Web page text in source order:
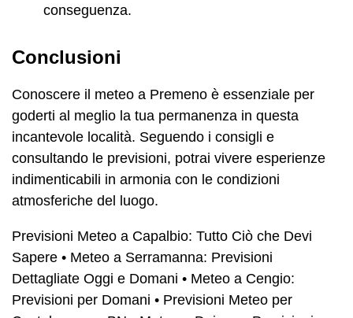
conseguenza.
Conclusioni
Conoscere il meteo a Premeno è essenziale per
goderti al meglio la tua permanenza in questa
incantevole località. Seguendo i consigli e
consultando le previsioni, potrai vivere esperienze
indimenticabili in armonia con le condizioni
atmosferiche del luogo.
Previsioni Meteo a Capalbio: Tutto Ciò che Devi
Sapere • Meteo a Serramanna: Previsioni
Dettagliate Oggi e Domani • Meteo a Cengio:
Previsioni per Domani • Previsioni Meteo per